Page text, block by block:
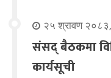
२५ श्रावण २०८३,
संसद् बैठकमा
कार्यसूची